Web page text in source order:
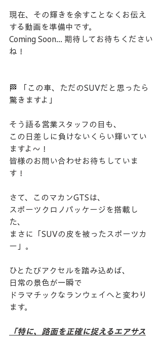
現在、その輝きを余すことなくお伝え
する動画を準備中です。
Coming Soon... 期待してお待ちください
ね！
​🏁 ​「この車、ただのSUVだと思ったら
驚きますよ」
そう語る営業スタッフの目も、
この日差しに負けないくらい輝いてい
ますよ〜！
皆様のお問い合わせお待ちしていま
す！
​さて、このマカンGTSは、
スポーツクロノパッケージを搭載し
た、
まさに「SUVの皮を被ったスポーツカ
ー」。
ひとたびアクセルを踏み込めば、
日常の景色が一瞬で
ドラマチックなランウェイへと変わり
ます。
「特に、路面を正確に捉えるエアサス